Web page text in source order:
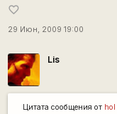
favorite_border
29 Июн, 2009 19:00
Lis
Цитата сообщения от hol